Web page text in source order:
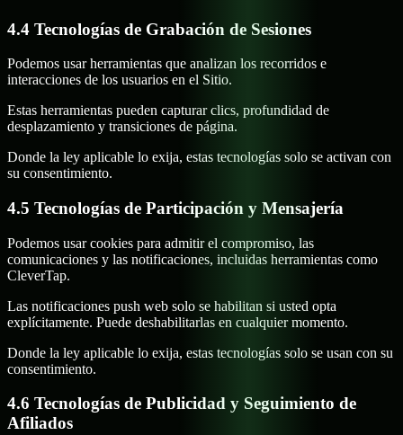
4.4 Tecnologías de Grabación de Sesiones
Podemos usar herramientas que analizan los recorridos e
interacciones de los usuarios en el Sitio.
Estas herramientas pueden capturar clics, profundidad de
desplazamiento y transiciones de página.
Donde la ley aplicable lo exija, estas tecnologías solo se activan con
su consentimiento.
4.5 Tecnologías de Participación y Mensajería
Podemos usar cookies para admitir el compromiso, las
comunicaciones y las notificaciones, incluidas herramientas como
CleverTap.
Las notificaciones push web solo se habilitan si usted opta
explícitamente. Puede deshabilitarlas en cualquier momento.
Donde la ley aplicable lo exija, estas tecnologías solo se usan con su
consentimiento.
4.6 Tecnologías de Publicidad y Seguimiento de
Afiliados